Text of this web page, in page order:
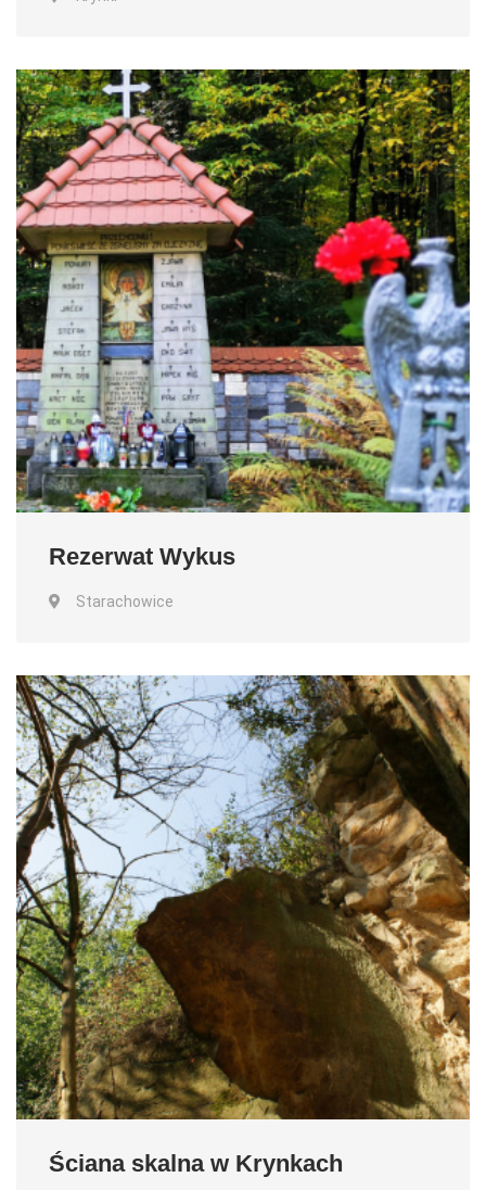
Rezerwat Wykus
Starachowice
Ściana skalna w Krynkach